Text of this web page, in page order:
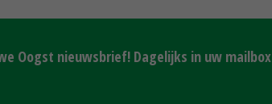
Oogst nieuwsbrief! Dagelijks in uw mailbox